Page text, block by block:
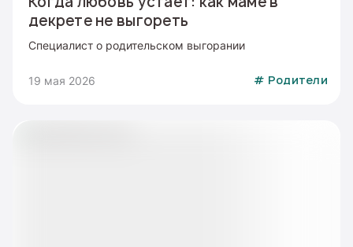
декрете не выгореть
Специалист о родительском выгорании
19 мая 2026 # Родители